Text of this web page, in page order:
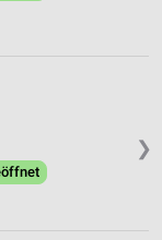
❯
von